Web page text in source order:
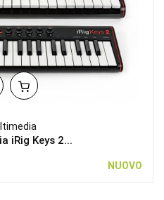
iRig Keys 2...
NUOVO